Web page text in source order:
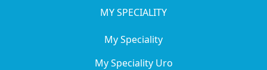
MY SPECIALITY
My Speciality
My Speciality Uro